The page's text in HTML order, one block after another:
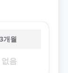
개월
음